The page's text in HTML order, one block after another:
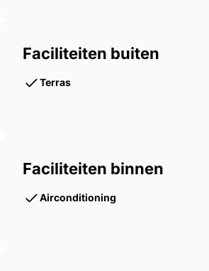
Faciliteiten buiten
Terras
Faciliteiten binnen
Airconditioning